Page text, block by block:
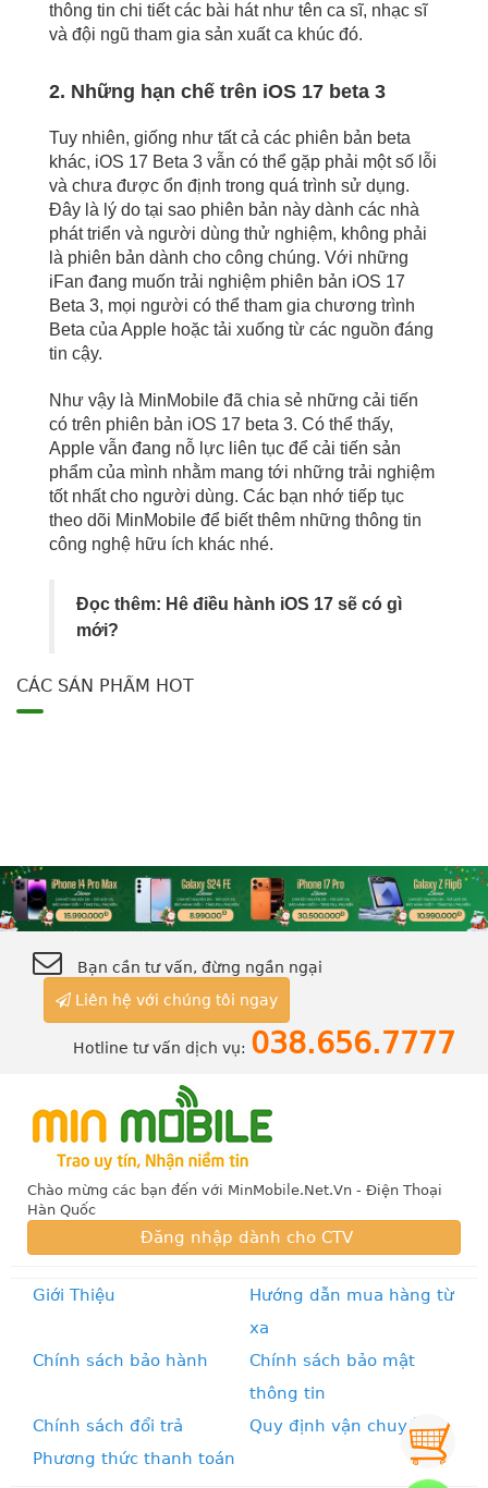
thông tin chi tiết các bài hát như tên ca sĩ, nhạc sĩ
và đội ngũ tham gia sản xuất ca khúc đó.
2. Những hạn chế trên iOS 17 beta 3
Tuy nhiên, giống như tất cả các phiên bản beta
khác, iOS 17 Beta 3 vẫn có thể gặp phải một số lỗi
và chưa được ổn định trong quá trình sử dụng.
Đây là lý do tại sao phiên bản này dành các nhà
phát triển và người dùng thử nghiệm, không phải
là phiên bản dành cho công chúng. Với những
iFan đang muốn trải nghiệm phiên bản iOS 17
Beta 3, mọi người có thể tham gia chương trình
Beta của Apple hoặc tải xuống từ các nguồn đáng
tin cậy.
Như vậy là MinMobile đã chia sẻ những cải tiến
có trên phiên bản iOS 17 beta 3. Có thể thấy,
Apple vẫn đang nỗ lực liên tục để cải tiến sản
phẩm của mình nhằm mang tới những trải nghiệm
tốt nhất cho người dùng. Các bạn nhớ tiếp tục
theo dõi MinMobile để biết thêm những thông tin
công nghệ hữu ích khác nhé.
Đọc thêm: Hê điều hành iOS 17 sẽ có gì
mới?
CÁC SẢN PHẨM HOT
Bạn cần tư vấn, đừng ngần ngại
Liên hệ với chúng tôi ngay
Hotline tư vấn dịch vụ: 038.656.7777
Chào mừng các bạn đến với MinMobile.Net.Vn - Điện Thoại
Hàn Quốc
Đăng nhập dành cho CTV
Giới Thiệu
Hướng dẫn mua hàng từ
xa
Chính sách bảo hành
Chính sách bảo mật
thông tin
Chính sách đổi trả
Quy định vận chuyển
Phương thức thanh toán